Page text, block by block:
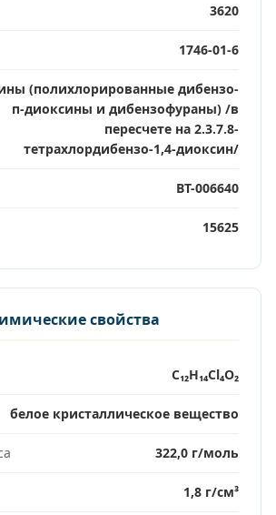
3620
1746-01-6
(полихлорированные дибензо-
п-диоксины и дибензофураны) /в
пересчете на 2.3.7.8-
тетрахлордибензо-1,4-диоксин/
ВТ-006640
15625
свойства
C₁₂H₁₄Cl₄O₂
белое кристаллическое вещество
322,0 г/моль
1,8 г/см³